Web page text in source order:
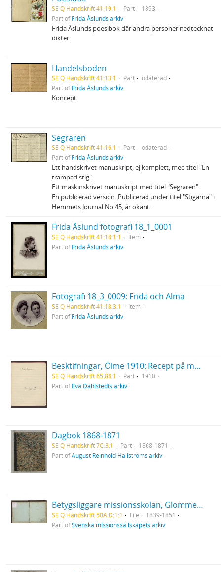
SE Q Handskrift 41:19:1 Part
1893
Part ofFrida Åslunds arkiv
Frida Åslunds poesibok där andra personer nedtecknat
dikter.
Handelsboden
SE Q Handskrift 41:13:1 Part
odaterad
Part ofFrida Åslunds arkiv
Koncept
Segraren
SE Q Handskrift 41:16:1 Part
odaterad
Part ofFrida Åslunds arkiv
Ett handskrivet manuskript, ej komplett, med titel "En
trampad stig".
Ett maskinskrivet manuskript med titel "Segraren".
En publicerad version. Publicerad under titel "Stigarna" i
Hemmets Journal No 45, år okänt.
Frida Åslund fotografi 18_1_0001
SE Q Handskrift 41:18:1:1
Item
Part ofFrida Åslunds arkiv
Fotografi 18_3_0009: Frida och Alma
SE Q Handskrift 41:18:3:1
Item
Part ofFrida Åslunds arkiv
Besktifningar, Ölme 1910: Recept på maträtter
SE Q Handskrift 65:88:1 Part
1910
Part ofEva Dahlstedts arkiv
Dagbok 1868-1871
SE Q Handskrift 7C:3:1 Part
1868-1871
Part ofAugust Reinhold Hallströms arkiv
Betygsliggare missionsskolan, Glommersträsk
SE Q Handskrift 50A:D:1:1 File
1839-1851
Part ofSvenska missionssällskapets arkiv